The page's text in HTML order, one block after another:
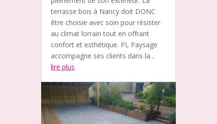
terrasse bois à Nancy doit DONC
être choisie avec soin pour résister
au climat lorrain tout en offrant
confort et esthétique. PL Paysage
accompagne ses clients dans la...
lire plus